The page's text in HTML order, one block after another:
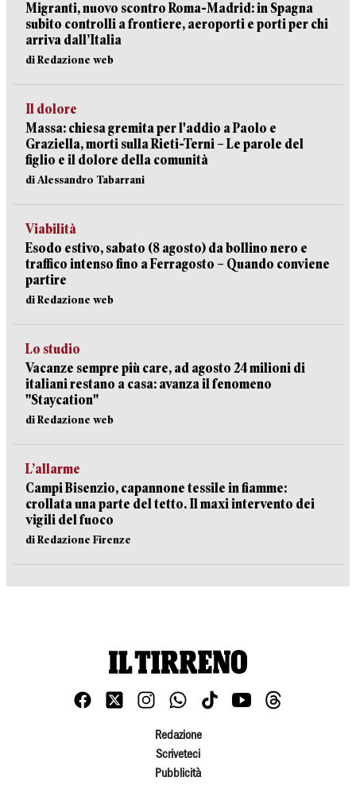
Migranti, nuovo scontro Roma-Madrid: in Spagna
subito controlli a frontiere, aeroporti e porti per chi
arriva dall’Italia
di Redazione web
Il dolore
Massa: chiesa gremita per l'addio a Paolo e
Graziella, morti sulla Rieti-Terni – Le parole del
figlio e il dolore della comunità
di Alessandro Tabarrani
Viabilità
Esodo estivo, sabato (8 agosto) da bollino nero e
traffico intenso fino a Ferragosto – Quando conviene
partire
di Redazione web
Lo studio
Vacanze sempre più care, ad agosto 24 milioni di
italiani restano a casa: avanza il fenomeno
"Staycation"
di Redazione web
L’allarme
Campi Bisenzio, capannone tessile in fiamme:
crollata una parte del tetto. Il maxi intervento dei
vigili del fuoco
di Redazione Firenze
Redazione
Scriveteci
Pubblicità